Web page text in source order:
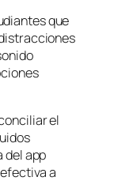
que
el
del app
a